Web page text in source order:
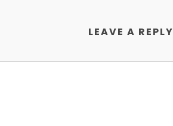
LEAVE A REPLY